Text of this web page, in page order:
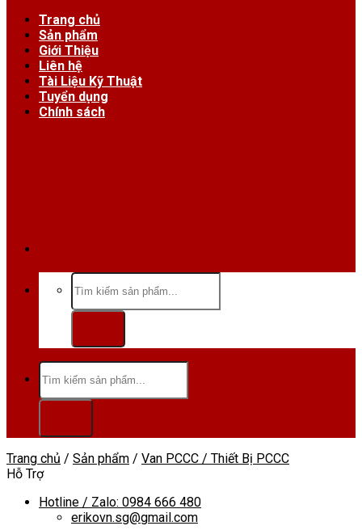
Trang chủ
Sản phẩm
Giới Thiệu
Liên hệ
Tài Liệu Kỹ Thuật
Tuyển dụng
Chính sách
Tìm
kiếm:
Tìm
kiếm:
Trang chủ / Sản phẩm / Van PCCC / Thiết Bị PCCC
Hỗ Trợ
Hotline / Zalo: 0984 666 480
erikovn.sg@gmail.com